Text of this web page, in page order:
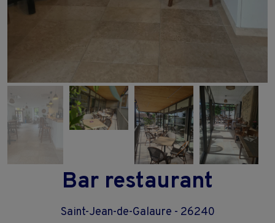
Bar restaurant
Saint-Jean-de-Galaure - 26240